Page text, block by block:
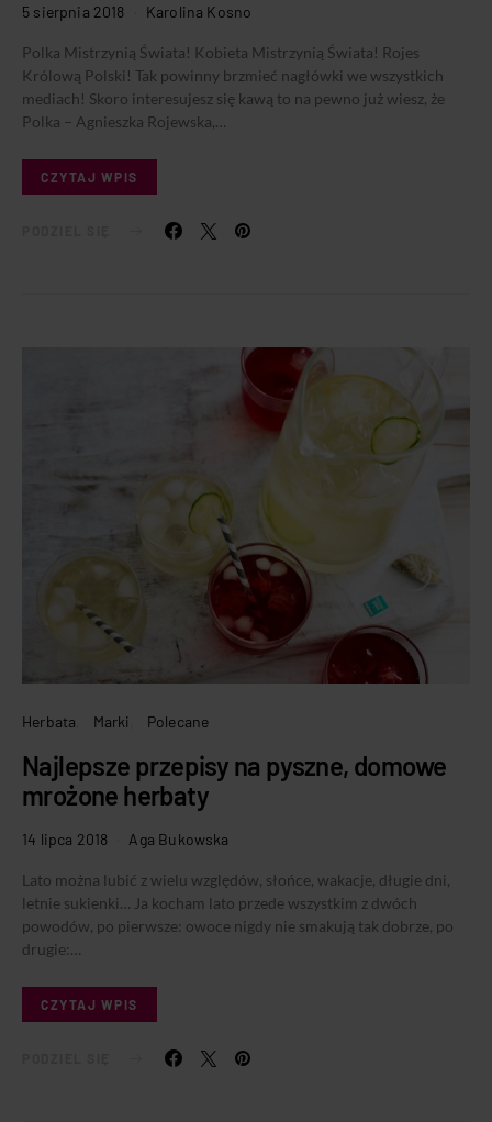
5 sierpnia 2018 Karolina Kosno
Polka Mistrzynią Świata! Kobieta Mistrzynią Świata! Rojes
Królową Polski! Tak powinny brzmieć nagłówki we wszystkich
mediach! Skoro interesujesz się kawą to na pewno już wiesz, że
Polka – Agnieszka Rojewska,…
CZYTAJ WPIS
Herbata Marki Polecane
Najlepsze przepisy na pyszne, domowe
mrożone herbaty
14 lipca 2018 Aga Bukowska
Lato można lubić z wielu względów, słońce, wakacje, długie dni,
letnie sukienki… Ja kocham lato przede wszystkim z dwóch
powodów, po pierwsze: owoce nigdy nie smakują tak dobrze, po
drugie:…
CZYTAJ WPIS